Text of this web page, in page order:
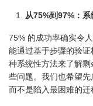
从75%到97%：系
75% 的成功率确实令
能通过基于步骤的验
种系统性方法来了解
些问题。我们也希望先
而不是陷入最困难的迁